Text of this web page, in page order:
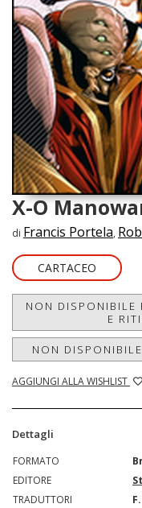
X-O
di Francis Portela,
CARTACEO
NON DISPONIBILE
E
NON
AGGIUNGI ALLA WISHLIST
Dettagli
FORMATO
EDITORE
TRADUTTORI